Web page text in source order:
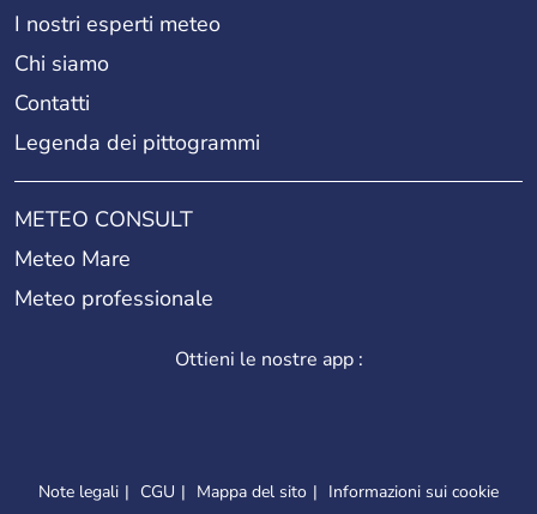
I nostri esperti meteo
Chi siamo
Contatti
Legenda dei pittogrammi
METEO CONSULT
Meteo Mare
Meteo professionale
Ottieni le nostre app :
Note legali CGU Mappa del sito Informazioni sui cookie